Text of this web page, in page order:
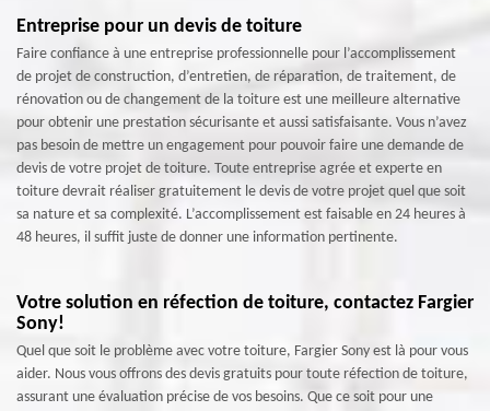
Entreprise pour un devis de toiture
Faire confiance à une entreprise professionnelle pour l’accomplissement
de projet de construction, d’entretien, de réparation, de traitement, de
rénovation ou de changement de la toiture est une meilleure alternative
pour obtenir une prestation sécurisante et aussi satisfaisante. Vous n’avez
pas besoin de mettre un engagement pour pouvoir faire une demande de
devis de votre projet de toiture. Toute entreprise agrée et experte en
toiture devrait réaliser gratuitement le devis de votre projet quel que soit
sa nature et sa complexité. L’accomplissement est faisable en 24 heures à
48 heures, il suffit juste de donner une information pertinente.
Votre solution en réfection de toiture, contactez Fargier
Sony!
Quel que soit le problème avec votre toiture, Fargier Sony est là pour vous
aider. Nous vous offrons des devis gratuits pour toute réfection de toiture,
assurant une évaluation précise de vos besoins. Que ce soit pour une